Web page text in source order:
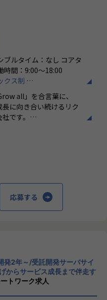
籍等の学習教材の購入や
して招いた講習など、ト
が分かる、ブログ記事も
べてスキルアップできる
しいです！
します。
ふまえた要件定義(例サー
をKPIに持った企画責任
を達成できるのか？を
検討を提案
か？を確認
ェック
析など)が発生する場合
ブルタイム：なし コアタ
準労働時間：9:00〜18:00
クス制
有（月平均5時間～10時
all」を合言葉に、
に向き合い続けるリク
です。
客様のビジネスに伴走
業のVisionとしていま
たな価値を共に創り出
ビスの成長を志したと
を思い浮かべていただ
ます。
応募する
発2年～/受託開発サーバサイ
からサービス成長まで伴走す
トワーク求人